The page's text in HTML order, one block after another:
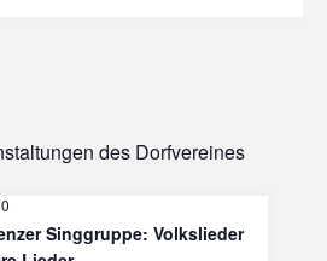
des Dorfvereines
Singgruppe: Volkslieder